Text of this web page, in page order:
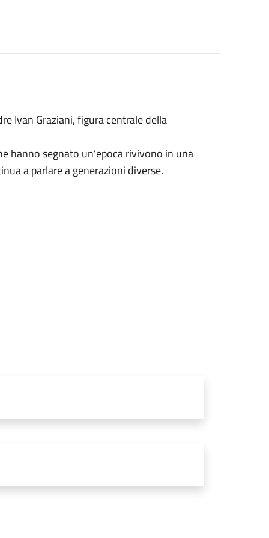
Ivan Graziani, figura centrale della
hanno segnato un’epoca rivivono in una
a parlare a generazioni diverse.